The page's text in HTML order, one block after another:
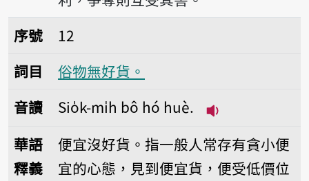
序號12俗物無好貨。
序號
12
詞目
俗物無好貨。
音讀
Sio̍k-mi̍h bô hó huè.
華語
釋義
便宜沒好貨。指一般人常存有貪小便
宜的心態，見到便宜貨，便受低價位